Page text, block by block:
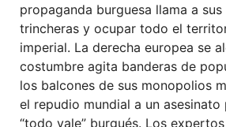
propaganda burguesa llama a
trincheras y ocupar todo el
imperial. La derecha europea se
costumbre agita banderas de
los balcones de sus monopolios
el repudio mundial a un asesinato
“todo vale” burgués. Los